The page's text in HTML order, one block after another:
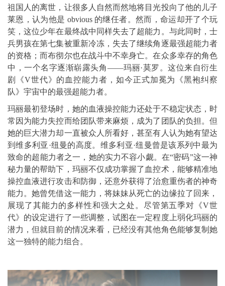
祖国人的离世，让很多人自然而然地将目光投向了他的儿子
莱恩，认为他是 obvious 的继任者。然而，命运却开了个玩
笑，这位少年在最终战中同样失去了超能力。与此同时，士
兵男孩在第七集被重新冷冻，失去了继续角逐最强超能力者
的资格；而布彻尔也在战斗中不幸身亡。在众多幸存的角色
中，一个名字逐渐崭露头角——玛丽·莫罗。这位来自衍生
剧《V世代》的血控能力者，如今正式加冕为《黑袍纠察
队》宇宙中的最强超能力者。
玛丽最初登场时，她的血液操控能力还处于不稳定状态，时
常因为能力失控而给团队带来麻烦，成为了团队的负担。但
她的巨大潜力却一直被众人所看好，甚至有人认为她有望达
到维多利亚·纽曼的高度。维多利亚·纽曼曾是该系列中最为
致命的超能力者之一，她的实力不容小觑。在“密码”这一神
秘力量的帮助下，玛丽不仅成功掌握了血控术，能够精准地
操控血液进行攻击和防御，还意外获得了治愈重伤者的神奇
能力。她曾凭借这一能力，将妹妹从死亡的边缘拉了回来，
展现了其能力的多样性和强大之处。尽管第五季对《V世
代》的设定进行了一些调整，试图在一定程度上弱化玛丽的
潜力，但就目前的情况来看，已经没有其他角色能够复制她
这一独特的能力组合。